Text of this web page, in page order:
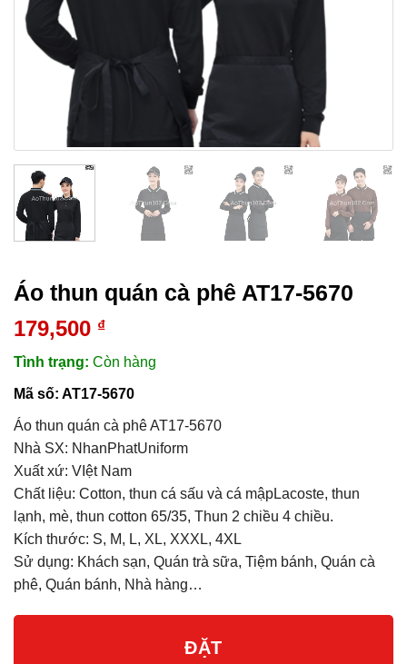
Áo thun quán cà phê AT17-5670
179,500 ₫
Tình trạng: Còn hàng
Mã số: AT17-5670
Áo thun quán cà phê AT17-5670
Nhà SX: NhanPhatUniform
Xuất xứ: VIệt Nam
Chất liệu: Cotton, thun cá sấu và cá mậpLacoste, thun
lạnh, mè, thun cotton 65/35, Thun 2 chiều 4 chiều.
Kích thước: S, M, L, XL, XXXL, 4XL
Sử dụng: Khách sạn, Quán trà sữa, Tiệm bánh, Quán cà
phê, Quán bánh, Nhà hàng…
ĐẶT